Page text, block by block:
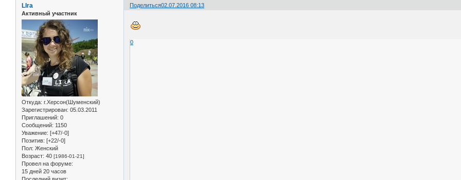
Поделиться02.07.2016 08:13
LIra
Активный участник
Откуда: г.Херсон(Шуменский)
Зарегистрирован: 05.03.2011
Приглашений: 0
Сообщений: 1150
Уважение: [+47/-0]
Позитив: [+22/-0]
Пол: Женский
Возраст: 40 [1986-01-21]
Провел на форуме:
15 дней 20 часов
0